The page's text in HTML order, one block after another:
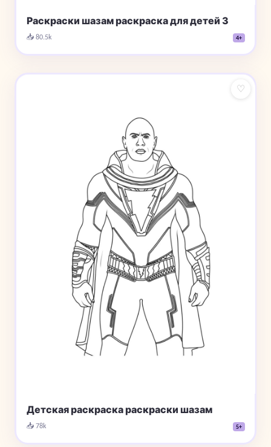
Раскраски шазам раскраска для детей 3
📥 80.5k 4+
♡
Детская раскраска раскраски шазам
📥 78k 5+